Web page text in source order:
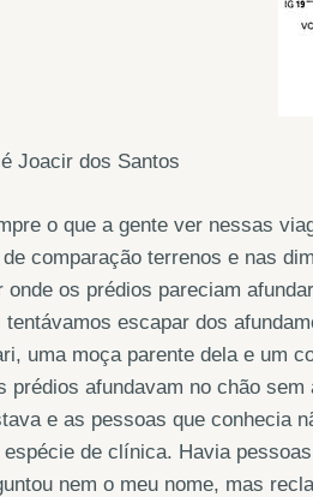
Joacir dos Santos
o que a gente ver nessas
de comparação terrenos e nas
onde os prédios pareciam
tentávamos escapar dos
uma moça parente dela e um
prédios afundavam no chão
e as pessoas que conhecia
de clínica. Havia
nem o meu nome, mas